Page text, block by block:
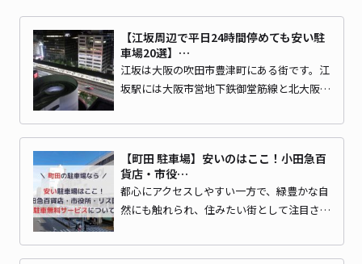
【江坂周辺で平日24時間停めても安い駐
車場20選】…
江坂は大阪の吹田市豊津町にある街です。江
坂駅には大阪市営地下鉄御堂筋線と北大阪…
【町田 駐車場】安いのはここ！小田急百
貨店・市役…
都心にアクセスしやすい一方で、緑豊かな自
然にも触れられ、住みたい街として注目さ…